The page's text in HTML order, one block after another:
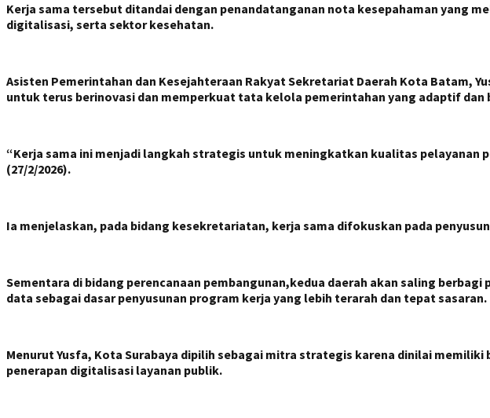
Kerja sama tersebut ditandai dengan penandatanganan nota kesepahaman yang
digitalisasi, serta sektor kesehatan.
Asisten Pemerintahan dan Kesejahteraan Rakyat Sekretariat Daerah Kota Batam,
untuk terus berinovasi dan memperkuat tata kelola pemerintahan yang adaptif dan
“Kerja sama ini menjadi langkah strategis untuk meningkatkan kualitas
(27/2/2026).
Ia menjelaskan, pada bidang kesekretariatan, kerja sama difokuskan pada
Sementara di bidang perencanaan pembangunan,kedua daerah akan saling
data sebagai dasar penyusunan program kerja yang lebih terarah dan tepat sasaran.
Menurut Yusfa, Kota Surabaya dipilih sebagai mitra strategis karena dinilai
penerapan digitalisasi layanan publik.